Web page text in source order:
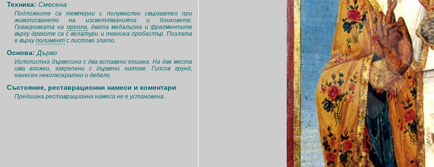
Техника: Смесена
Подложките са темперни с полумаслен свързвател при
живописването на изсветляванията и бликовете.
Гравировката на ореола, двата медальона и фрагментите
върху дрехите са с велатури и техника пробастър. Позлата
е върхуполимент с листово злато.
Основа: Дърво
Иглолистна дървесина с два вставени кошака. На две места
има вложки, закрепени с дървени нитове. Гипсов грунд,
нанесен неколкократно и дебело.
Състояние, реставрационни намеси и коментари
Предишна реставрационна намеса не е установена.